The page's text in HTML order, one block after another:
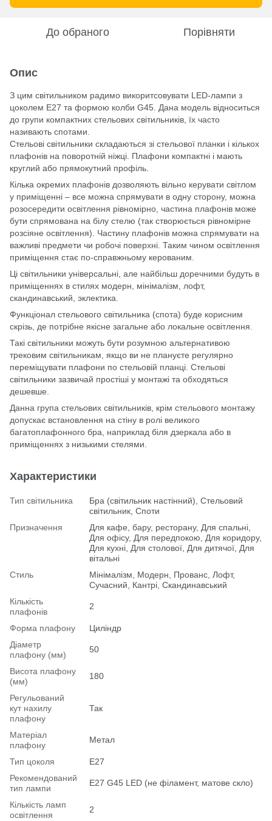
До обраного Порівняти
Опис
З цим світильником радимо викоритсовувати LED-лампи з
цоколем Е27 та формою колби G45. Дана модель відноситься
до групи компактних стельових світильників, їх часто
називають спотами.
Стельові світильники складаються зі стельової планки і кількох
плафонів на поворотній ніжці. Плафони компактні і мають
круглий або прямокутний профіль.
Кілька окремих плафонів дозволяють вільно керувати світлом
у приміщенні – все можна спрямувати в одну сторону, можна
розосередити освітлення рівномірно, частина плафонів може
бути спрямована на білу стелю (так створюється рівномірне
розсіяне освітлення). Частину плафонів можна спрямувати на
важливі предмети чи робочі поверхні. Таким чином освітлення
приміщення стає по-справжньому керованим.
Ці світильники універсальні, але найбільш доречними будуть в
приміщеннях в стилях модерн, мінімалізм, лофт,
скандинавський, эклектика.
Функціонал стельового світильника (спота) буде корисним
скрізь, де потрібне якісне загальне або локальне освітлення.
Такі світильники можуть бути розумною альтернативою
трековим світильникам, якщо ви не плануєте регулярно
переміщувати плафони по стельовій планці. Стельові
світильники зазвичай простіші у монтажі та обходяться
дешевше.
Данна група стельових світильників, крім стельового монтажу
допускає встановлення на стіну в ролі великого
багатоплафонного бра, наприклад біля дзеркала або в
приміщеннях з низькими стелями.
Характеристики
Тип світильника
Бра (світильник настінний), Стельовий
світильник, Споти
Призначення
Для кафе, бару, ресторану, Для спальні,
Для офісу, Для передпокою, Для коридору,
Для кухні, Для столової, Для дитячої, Для
вітальні
Стиль
Мінімалізм, Модерн, Прованс, Лофт,
Сучасний, Кантрі, Скандинавський
Кількість
плафонів
2
Форма плафону
Циліндр
Діаметр
плафону (мм)
50
Висота плафону
(мм)
180
Регульований
кут нахилу
плафону
Так
Матеріал
плафону
Метал
Тип цоколя
E27
Рекомендований
тип лампи
Е27 G45 LED (не філамент, матове скло)
Кількість ламп
освітлення
2